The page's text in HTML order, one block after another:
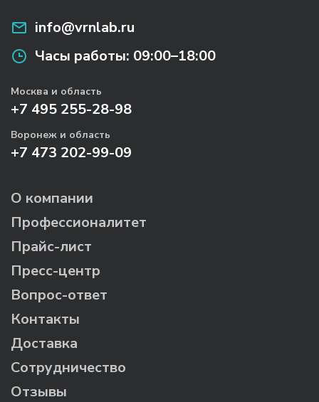
info@vrnlab.ru
Часы работы: 09:00–18:00
Москва и область
+7 495 255-28-98
Воронеж и область
+7 473 202-99-09
О компании
Профессионалитет
Прайс-лист
Пресс-центр
Вопрос-ответ
Контакты
Доставка
Сотрудничество
Отзывы